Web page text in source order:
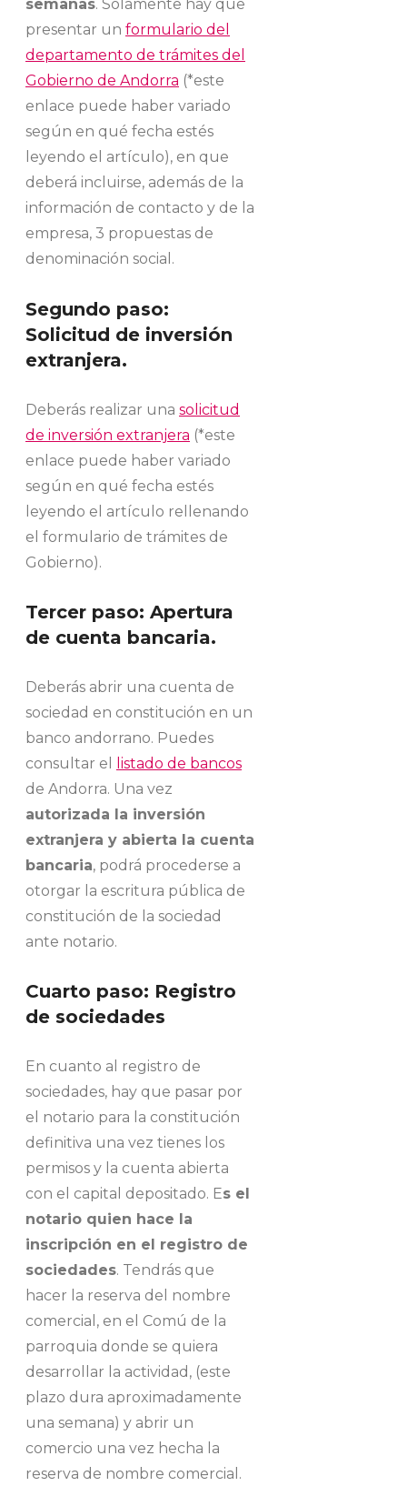
semanas. Solamente hay que
presentar un formulario del
departamento de trámites del
Gobierno de Andorra (*este
enlace puede haber variado
según en qué fecha estés
leyendo el artículo), en que
deberá incluirse, además de la
información de contacto y de la
empresa, 3 propuestas de
denominación social.
Segundo paso:
Solicitud de inversión
extranjera.
Deberás realizar una solicitud
de inversión extranjera (*este
enlace puede haber variado
según en qué fecha estés
leyendo el artículo rellenando
el formulario de trámites de
Gobierno).
Tercer paso: Apertura
de cuenta bancaria.
Deberás abrir una cuenta de
sociedad en constitución en un
banco andorrano. Puedes
consultar el
listado de bancos
de Andorra. Una vez
autorizada la inversión
extranjera y abierta la cuenta
bancaria, podrá procederse a
otorgar la escritura pública de
constitución de la sociedad
ante notario.
Cuarto paso: Registro
de sociedades
En cuanto al registro de
sociedades, hay que pasar por
el notario para la constitución
definitiva una vez tienes los
permisos y la cuenta abierta
con el capital depositado. Es el
notario quien hace la
inscripción en el registro de
sociedades. Tendrás que
hacer la reserva del nombre
comercial, en el Comú de la
parroquia donde se quiera
desarrollar la actividad, (este
plazo dura aproximadamente
una semana) y abrir un
comercio una vez hecha la
reserva de nombre comercial.